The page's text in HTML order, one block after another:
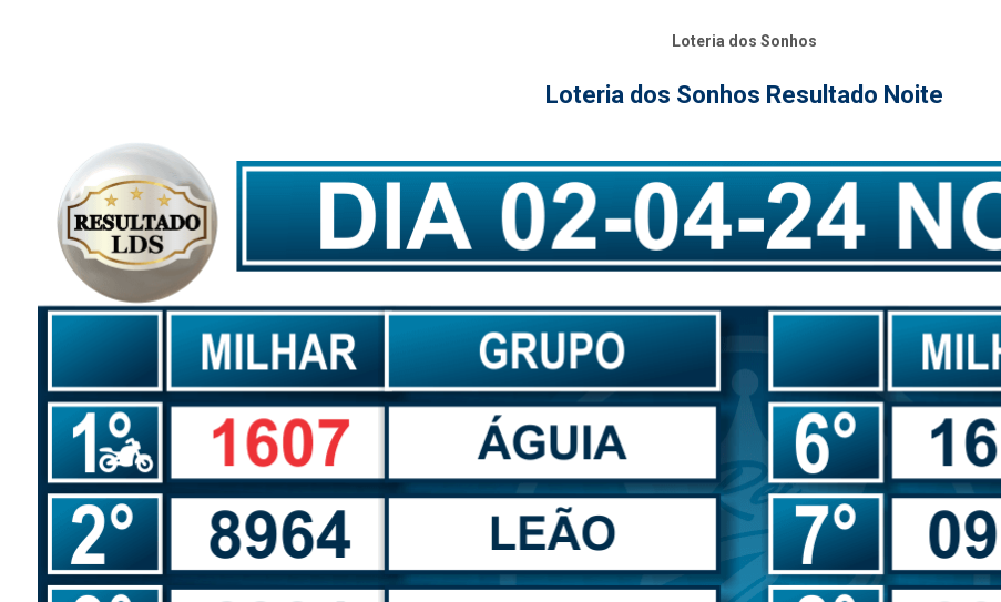
Loteria dos Sonhos
Loteria dos Sonhos Resultado Noite